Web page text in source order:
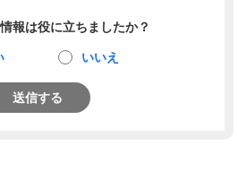
報は役に立ちましたか？
いいえ
送信する